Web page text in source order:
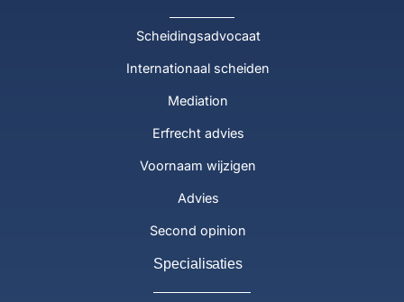
Scheidingsadvocaat
Internationaal scheiden
Mediation
Erfrecht advies
Voornaam wijzigen
Advies
Second opinion
Specialisaties